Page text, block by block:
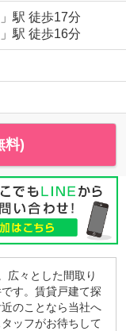
」駅 徒歩17分
」駅 徒歩16分
料)
広々とした間取り
す。賃貸戸建て探
のことなら当社へ
ッフがお待ちして